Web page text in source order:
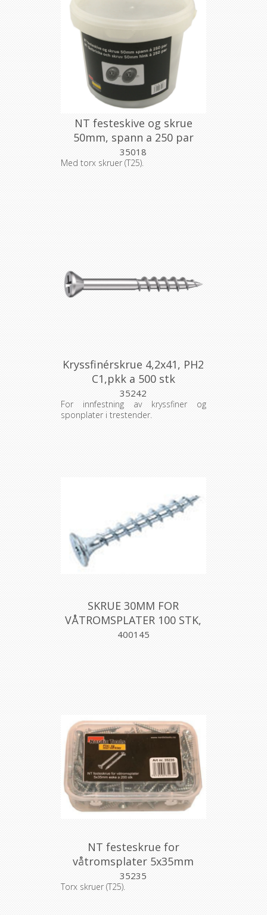
NT festeskive og skrue
50mm, spann a 250 par
35018
Med torx skruer (T25).
Kryssfinérskrue 4,2x41, PH2
C1,pkk a 500 stk
35242
For innfestning av kryssfiner og
sponplater i trestender.
SKRUE 30MM FOR
VÅTROMSPLATER 100 STK,
AQUALEX
400145
NT festeskrue for
våtromsplater 5x35mm
eske a 200 stk
35235
Torx skruer (T25).